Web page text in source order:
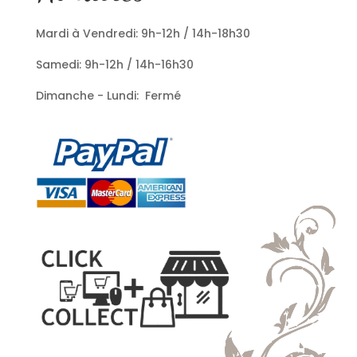
Mardi à Vendredi: 9h-12h / 14h-18h30
Samedi: 9h-12h / 14h-16h30
Dimanche - Lundi: Fermé